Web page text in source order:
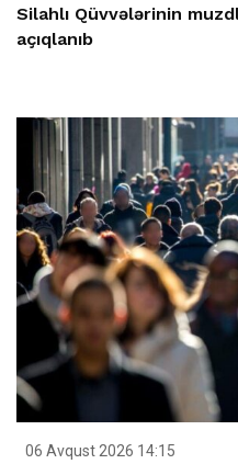
Silahlı Qüvvələrinin
açıqlanıb
06 Avqust 2026 14:15